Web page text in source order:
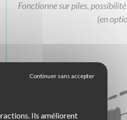
Fonctionne sur piles, possibilité
(en
Ils améliorent